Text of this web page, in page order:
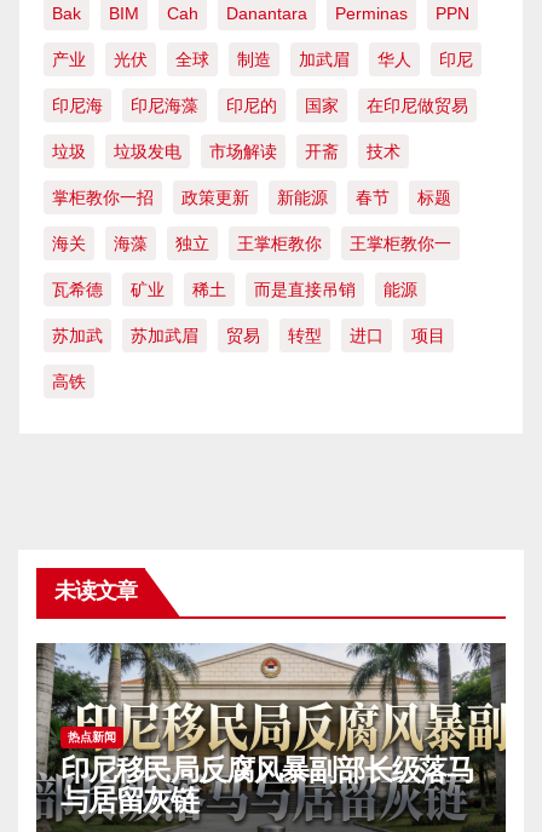
Bak BIM Cah Danantara Perminas PPN
产业 光伏 全球 制造 加武眉 华人 印尼
印尼海 印尼海藻 印尼的 国家 在印尼做贸易
垃圾 垃圾发电 市场解读 开斋 技术
掌柜教你一招 政策更新 新能源 春节 标题
海关 海藻 独立 王掌柜教你 王掌柜教你一
瓦希德 矿业 稀土 而是直接吊销 能源
苏加武 苏加武眉 贸易 转型 进口 项目
高铁
未读文章
热点新闻
印尼移民局反腐风暴副部长级落马
与居留灰链